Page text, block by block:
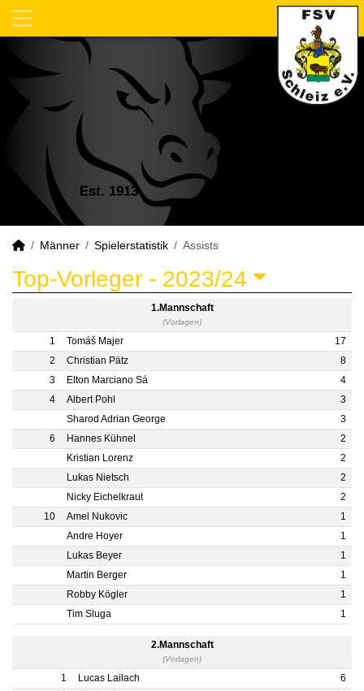
Est. 1913
Männer Spielerstatistik Assists
Top-Vorleger - 2023/24
1.Mannschaft
(Vorlagen)
1 Tomáš Majer
17
2
Christian Pätz
8
3
Elton Marciano Sá
4
4
Albert Pohl
3
Sharod Adrian George
3
6
Hannes Kühnel
2
Kristian Lorenz
2
Lukas Nietsch
2
Nicky Eichelkraut
2
10
Amel Nukovic
1
Andre Hoyer
1
Lukas Beyer
1
Martin Berger
1
Robby Kögler
1
Tim Sluga
1
2.Mannschaft
(Vorlagen)
1 Lucas Lailach
6